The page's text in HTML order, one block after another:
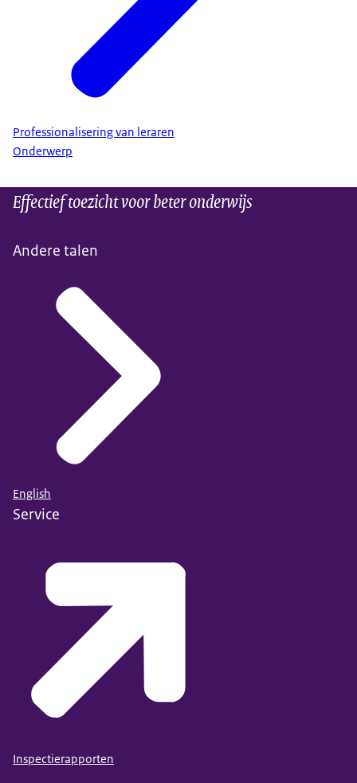
Professionalisering van leraren
Onderwerp
Effectief toezicht voor beter onderwijs
Andere talen
English
Service
Inspectierapporten